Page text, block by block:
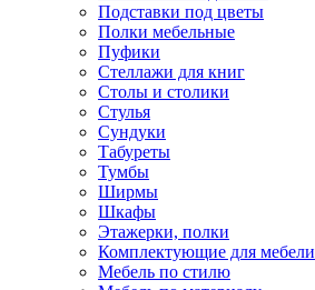
Подставки под цветы
Полки мебельные
Пуфики
Стеллажи для книг
Столы и столики
Стулья
Сундуки
Табуреты
Тумбы
Ширмы
Шкафы
Этажерки, полки
Комплектующие для мебели
Мебель по стилю